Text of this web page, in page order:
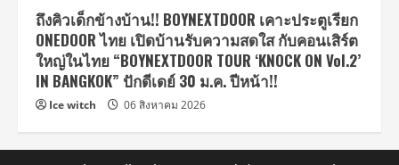
ถึงคิวเด็กข้างบ้าน!! BOYNEXTDOOR เคาะประตูเรียก
ONEDOOR ไทย เปิดบ้านรับความสดใส กับคอนเสิร์ต
ใหญ่ในไทย “BOYNEXTDOOR TOUR ‘KNOCK ON Vol.2’
IN BANGKOK” ปักดีเดย์ 30 ม.ค. ปีหน้า!!
Ice witch 06 สิงหาคม 2026